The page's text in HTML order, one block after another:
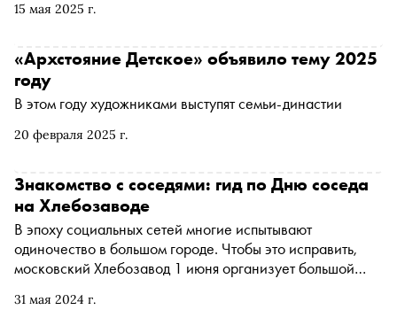
15 мая 2025 г.
пойти, и станет соавтором аудиогида. Из более чем 600
кинопоказов, мастер-классов и лекций, которые пройдут
на 170 площадках, «Сноб» выбрал 11 наиболее ярких и
интересных событий
20 февраля 2025 г.
«Архстояние Детское» объявило тему 2025
году
В этом году художниками выступят семьи-династии
31 мая 2024 г.
Знакомство с соседями: гид по Дню соседа
на Хлебозаводе
В эпоху социальных сетей многие испытывают
одиночество в большом городе. Чтобы это исправить,
московский Хлебозавод 1 июня организует большой
добрососедства. О том, чем заняться на мероприятии, —